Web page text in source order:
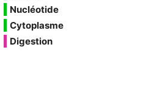
Nucléotide
Cytoplasme
Digestion